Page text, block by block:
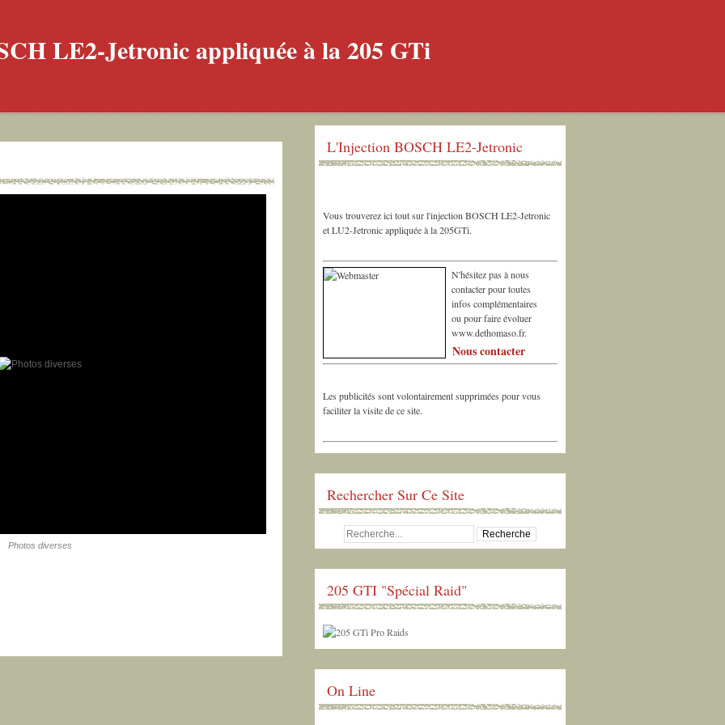
Photos diverses
L'Injection BOSCH LE2-Jetronic
Vous trouverez ici tout sur l'injection BOSCH LE2-Jetronic
et LU2-Jetronic appliquée à la 205GTi.
N'hésitez pas à nous
contacter pour toutes
infos complémentaires
ou pour faire évoluer
www.dethomaso.fr.
Nous contacter
Les publicités sont volontairement supprimées pour vous
faciliter la visite de ce site.
Rechercher Sur Ce Site
205 GTI "Spécial Raid"
On Line